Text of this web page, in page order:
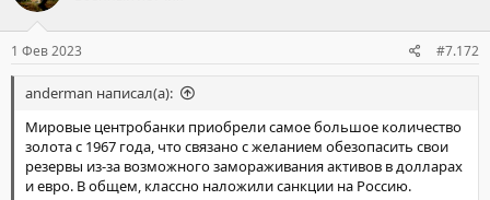
и
:
1 Фев 2023 #7.172
anderman написал(а):
Мировые центробанки приобрели самое большое количество
золота с 1967 года, что связано с желанием обезопасить свои
резервы из-за возможного замораживания активов в долларах
и евро. В общем, классно наложили санкции на Россию.